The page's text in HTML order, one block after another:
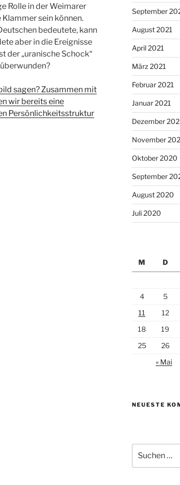
Rolle in der Weimarer
sein können.
bedeutete, kann
aber in die Ereignisse
der „uranische Schock“
sagen? Zusammen mit
wir bereits eine
Persönlichkeitsstruktur
September
August 2021
April 2021
März 2021
Februar 2021
Januar 2021
Dezember
November
Oktober 2020
September
August 2020
Juli 2020
M D
4
5
11
12
18
19
25
26
« Mai
NEUESTE
nach: